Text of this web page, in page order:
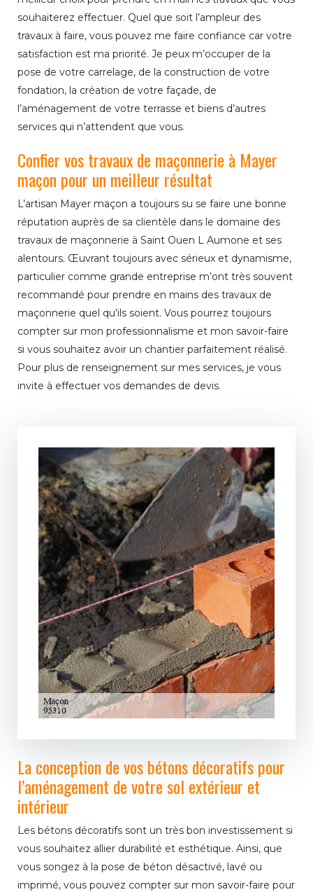
souhaiterez effectuer. Quel que soit l’ampleur des
travaux à faire, vous pouvez me faire confiance car votre
satisfaction est ma priorité. Je peux m’occuper de la
pose de votre carrelage, de la construction de votre
fondation, la création de votre façade, de
l’aménagement de votre terrasse et biens d’autres
services qui n’attendent que vous.
Confier vos travaux de maçonnerie à Mayer
maçon pour un meilleur résultat
L’artisan Mayer maçon a toujours su se faire une bonne
réputation auprès de sa clientèle dans le domaine des
travaux de maçonnerie à Saint Ouen L Aumone et ses
alentours. Œuvrant toujours avec sérieux et dynamisme,
particulier comme grande entreprise m’ont très souvent
recommandé pour prendre en mains des travaux de
maçonnerie quel qu’ils soient. Vous pourrez toujours
compter sur mon professionnalisme et mon savoir-faire
si vous souhaitez avoir un chantier parfaitement réalisé.
Pour plus de renseignement sur mes services, je vous
invite à effectuer vos demandes de devis.
La conception de vos bétons décoratifs pour
l’aménagement de votre sol extérieur et
intérieur
Les bétons décoratifs sont un très bon investissement si
vous souhaitez allier durabilité et esthétique. Ainsi, que
vous songez à la pose de béton désactivé, lavé ou
imprimé, vous pouvez compter sur mon savoir-faire pour